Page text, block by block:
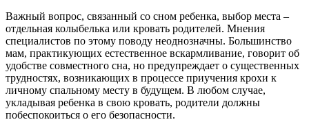
Важный вопрос, связанный со сном ребенка, выбор места –
отдельная колыбелька или кровать родителей. Мнения
специалистов по этому поводу неоднозначны. Большинство
мам, практикующих естественное вскармливание, говорит об
удобстве совместного сна, но предупреждает о существенных
трудностях, возникающих в процессе приучения крохи к
личному спальному месту в будущем. В любом случае,
укладывая ребенка в свою кровать, родители должны
побеспокоиться о его безопасности.